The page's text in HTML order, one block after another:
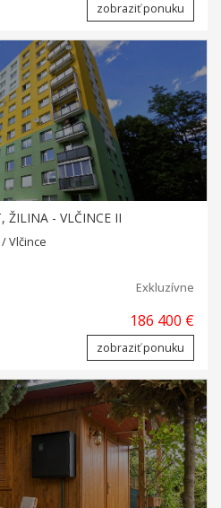
zobraziť ponuku
ŽILINA - VLČINCE II
Vlčince
Exkluzívne
186 400 €
zobraziť ponuku